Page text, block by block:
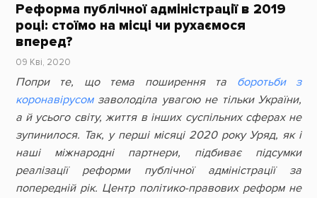
Реформа публічної адміністрації в 2019
році: стоїмо на місці чи рухаємося
вперед?
09 Кві, 2020
Попри те, що тема поширення та боротьби з
коронавірусомзаволоділа увагою не тільки України,
а й усього світу, життя в інших суспільних сферах не
зупинилося. Так, у перші місяці 2020 року Уряд, як і
наші міжнародні партнери, підбиває підсумки
реалізації реформи публічної адміністрації за
попередній рік. Центр політико-правових реформ не